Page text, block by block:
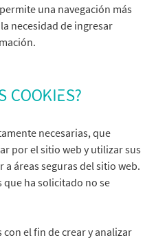
una navegación más
necesidad de ingresar
COOKIES?
necesarias, que
por el sitio web y utilizar sus
a áreas seguras del sitio web.
que ha solicitado no se
el fin de crear y analizar